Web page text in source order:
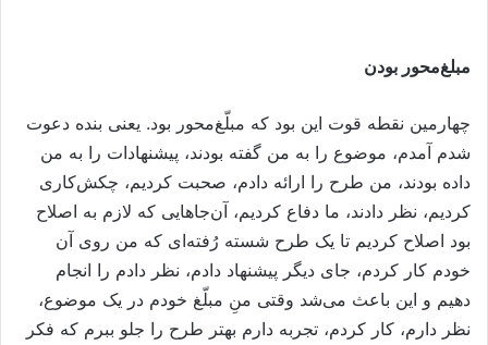
مبلغ‌محور بودن
چهارمین نقطه قوت این بود که مبلّغ‌محور بود. یعنی بنده دعوت
شدم آمدم، موضوع را به من گفته بودند، پیشنهادات را به من
داده بودند، من طرح را ارائه دادم، صحبت کردیم، چکش‌کاری
کردیم، نظر دادند، ما دفاع کردیم، آن‌جاهایی که لازم به اصلاح
بود اصلاح کردیم تا یک طرح شسته رُفته‌ای که من روی آن
خودم کار کردم، جای دیگر پیشنهاد دادم، نظر دادم را انجام
دهیم و این باعث می‌شد وقتی منِ مبلّغ خودم در یک موضوع،
نظر دارم، کار کردم، تجربه دارم بهتر طرح را جلو ببرم که فکر